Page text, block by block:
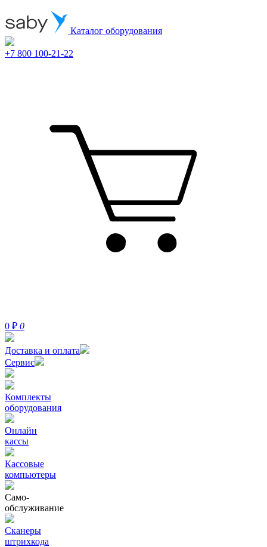
Каталог оборудования
+7 800 100-21-22
0 ₽ 0
Доставка и оплата
Сервис
Комплекты
оборудования
Онлайн
кассы
Кассовые
компьютеры
Само-
обслуживание
Сканеры
штрихкода